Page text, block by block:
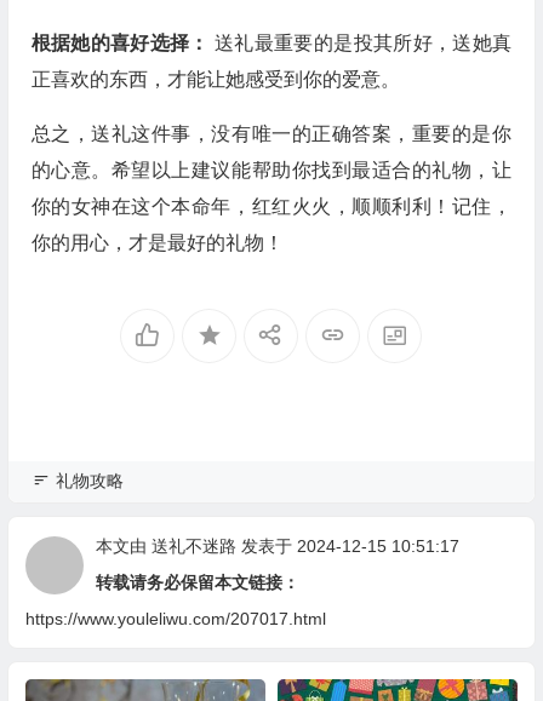
根据她的喜好选择：送礼最重要的是投其所好，送她真
正喜欢的东西，才能让她感受到你的爱意。
总之，送礼这件事，没有唯一的正确答案，重要的是你
的心意。希望以上建议能帮助你找到最适合的礼物，让
你的女神在这个本命年，红红火火，顺顺利利！记住，
你的用心，才是最好的礼物！
礼物攻略
本文由 送礼不迷路 发表于 2024-12-15 10:51:17
转载请务必保留本文链接：
https://www.youleliwu.com/207017.html